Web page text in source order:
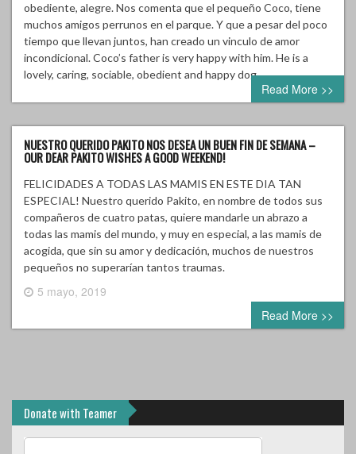
obediente, alegre. Nos comenta que el pequeño Coco, tiene
muchos amigos perrunos en el parque. Y que a pesar del poco
tiempo que llevan juntos, han creado un vinculo de amor
incondicional. Coco’s father is very happy with him. He is a
lovely, caring, sociable, obedient and happy dog….
Read More >>
NUESTRO QUERIDO PAKITO NOS DESEA UN BUEN FIN DE SEMANA –
OUR DEAR PAKITO WISHES A GOOD WEEKEND!
FELICIDADES A TODAS LAS MAMIS EN ESTE DIA TAN
ESPECIAL! Nuestro querido Pakito, en nombre de todos sus
compañeros de cuatro patas, quiere mandarle un abrazo a
todas las mamis del mundo, y muy en especial, a las mamis de
acogida, que sin su amor y dedicación, muchos de nuestros
pequeños no superarían tantos traumas.
5 mayo, 2019
0 comment
Read More >>
Donate with Teamer